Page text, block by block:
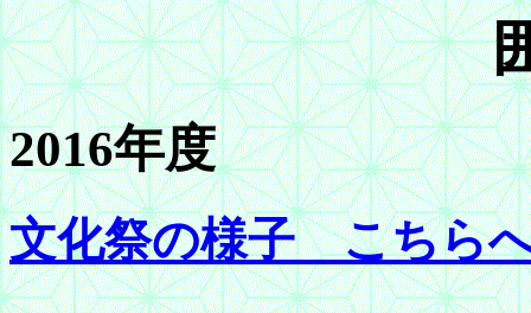
2016年度
文化祭の様子 こちら